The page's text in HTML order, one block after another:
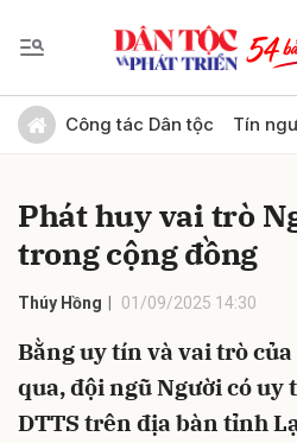
Công tác Dân tộc Tín
Phát huy vai trò
trong cộng đồng
Thúy Hồng 01/09/2025 14:30
Bằng uy tín và vai trò
qua, đội ngũ Người có
DTTS trên địa bàn tỉnh
Gửi bình luận